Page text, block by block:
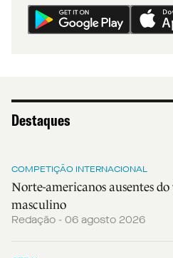
Destaques
COMPETIÇÃO INTERNACIONAL
Norte-americanos ausentes do
masculino
Redação - 06 agosto 2026